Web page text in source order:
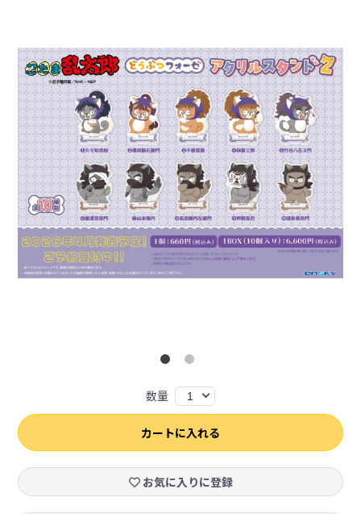
数量 1
カートに入れる
お気に入りに登録